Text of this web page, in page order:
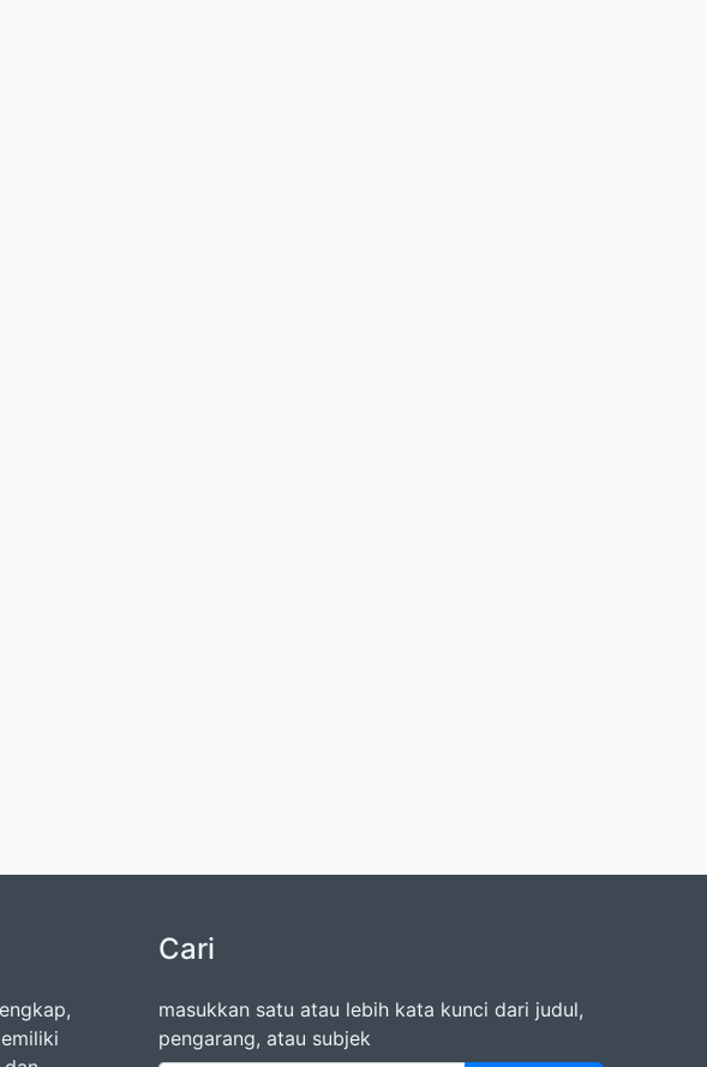
Cari
masukkan satu atau lebih kata kunci dari judul,
pengarang, atau subjek